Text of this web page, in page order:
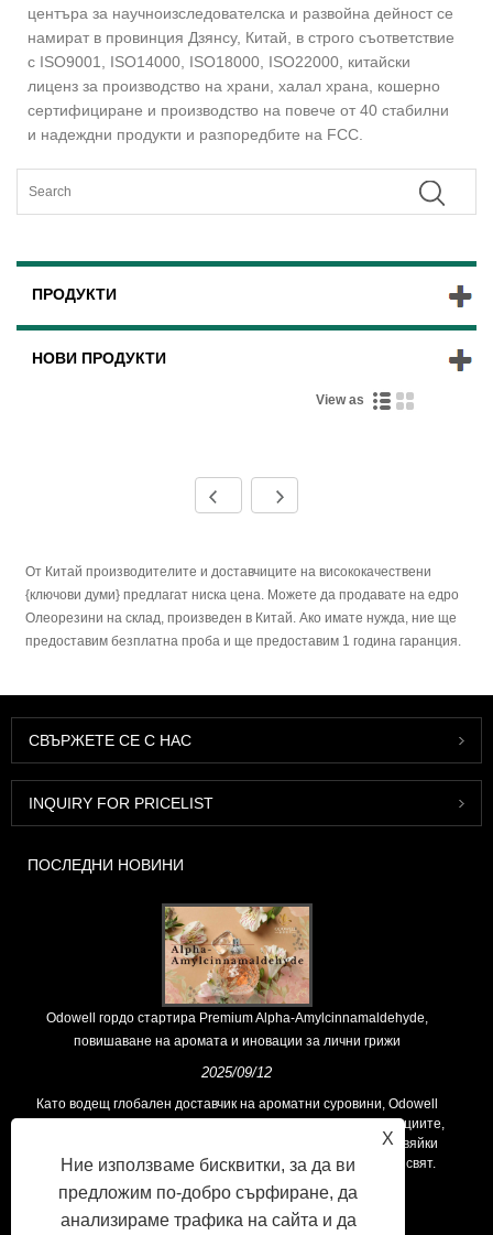
центъра за научноизследователска и развойна дейност се
намират в провинция Дзянсу, Китай, в строго съответствие
с ISO9001, ISO14000, ISO18000, ISO22000, китайски
лиценз за производство на храни, халал храна, кошерно
сертифициране и производство на повече от 40 стабилни
и надеждни продукти и разпоредбите на FCC.
ПРОДУКТИ
НОВИ ПРОДУКТИ
View as
От Китай производителите и доставчиците на висококачествени
{ключови думи} предлагат ниска цена. Можете да продавате на едро
Олеорезини на склад, произведен в Китай. Ако имате нужда, ние ще
предоставим безплатна проба и ще предоставим 1 година гаранция.
СВЪРЖЕТЕ СЕ С НАС
INQUIRY FOR PRICELIST
ПОСЛЕДНИ НОВИНИ
Odowell гордо стартира Premium Alpha-Amylcinnamaldehyde,
повишаване на аромата и иновации за лични грижи
2025/09/12
Като водещ глобален доставчик на ароматни суровини, Odowell
поддържа основна философия на „ориентирана към иновациите,
фокусирани върху качеството“, последователно предоставяйки
превъзходни решения за аромати на клиентите по целия свят.
X
Ние използваме бисквитки, за да ви
предложим по-добро сърфиране, да
анализираме трафика на сайта и да